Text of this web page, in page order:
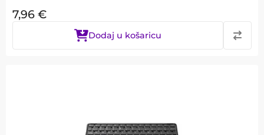
7,96 €
Dodaj u košaricu